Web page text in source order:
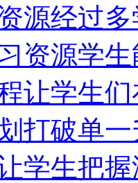
源经过
资源学
让学生
打破单
学生把